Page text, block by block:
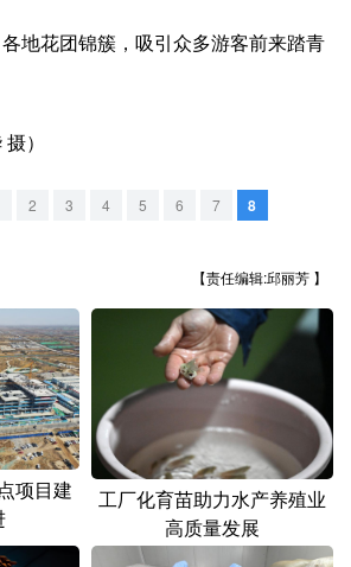
吉林 上海 江苏
安徽 福建 江西
河南 湖北 湖南
广西 海南 重庆
贵州 云南 西藏
甘肃 青海 宁夏
花团锦簇，吸引众多游客前来踏青
）
2 3 4 5 6 7 8
【责任编辑:邱丽芳 】
项目建
工厂化育苗助力水产养殖业
高质量发展